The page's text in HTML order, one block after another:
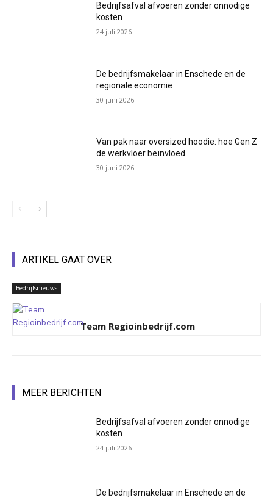
Bedrijfsafval afvoeren zonder onnodige
kosten
24 juli 2026
De bedrijfsmakelaar in Enschede en de
regionale economie
30 juni 2026
Van pak naar oversized hoodie: hoe Gen Z
de werkvloer beïnvloed
30 juni 2026
ARTIKEL GAAT OVER
Bedrijfsnieuws
Team Regioinbedrijf.com
MEER BERICHTEN
Bedrijfsafval afvoeren zonder onnodige
kosten
24 juli 2026
De bedrijfsmakelaar in Enschede en de